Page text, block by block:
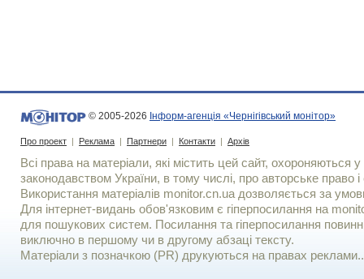
© 2005-2026 Інформ-агенція «Чернігівський монітор»
Про проект | Реклама | Партнери | Контакти | Архів
Всі права на матеріали, які містить цей сайт, охороняються у
законодавством України, в тому числі, про авторське право і
Використання матерiалiв monitor.cn.ua дозволяється за
Для iнтернет-видань обов'язковим є гiперпосилання на
для пошукових систем. Посилання та гіперпосилання
виключно в першому чи в другому абзаці тексту.
Матеріали з позначкою (PR) друкуються на правах реклами..